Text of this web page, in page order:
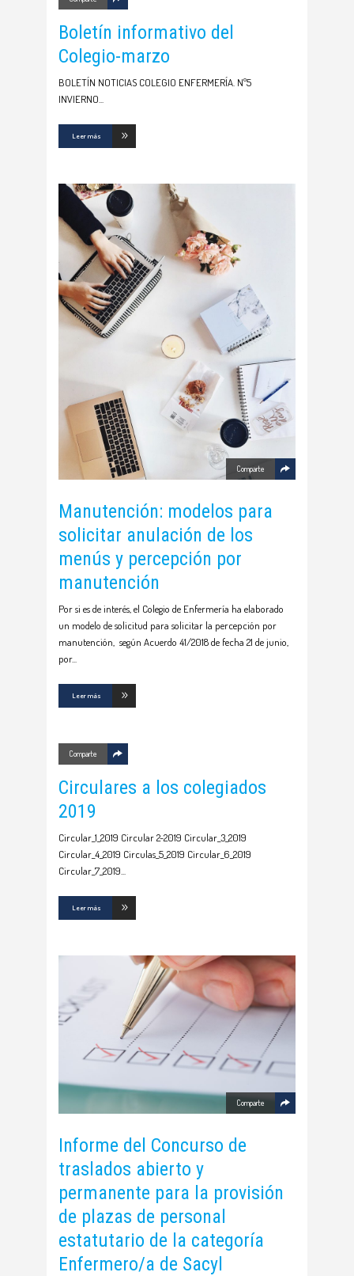
Boletín informativo del
Colegio-marzo
BOLETÍN NOTICIAS COLEGIO ENFERMERÍA. Nº5
INVIERNO
Leer más
Comparte
Manutención: modelos para
solicitar anulación de los
menús y percepción por
manutención
Por si es de interés, el Colegio de Enfermería ha elaborado
un modelo de solicitud para solicitar la percepción por
manutención, según Acuerdo 41/2018 de fecha 21 de junio,
por
Leer más
Comparte
Circulares a los colegiados
2019
Circular_1_2019 Circular 2-2019 Circular_3_2019
Circular_4_2019 Circulas_5_2019 Circular_6_2019
Circular_7_2019
Leer más
Comparte
Informe del Concurso de
traslados abierto y
permanente para la provisión
de plazas de personal
estatutario de la categoría
Enfermero/a de Sacyl